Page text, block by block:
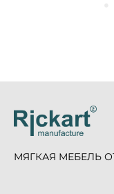
МЯГКАЯ МЕБЕЛЬ